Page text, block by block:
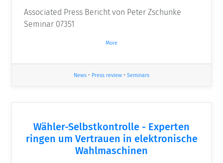
Associated Press Bericht von Peter Zschunke
Seminar 07351
More
News • Press review • Seminars
Wähler-Selbstkontrolle - Experten
ringen um Vertrauen in elektronische
Wahlmaschinen